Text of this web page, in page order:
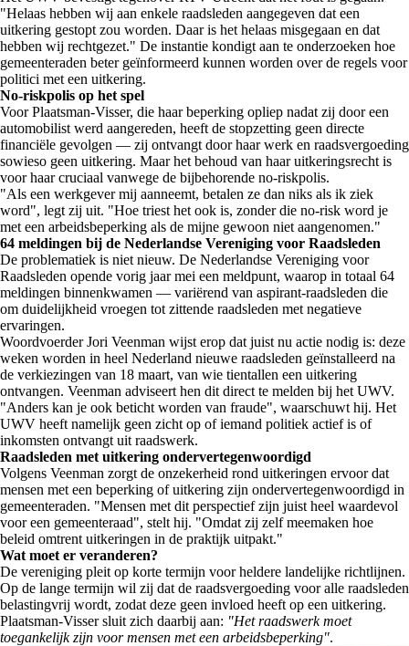
"Helaas hebben wij aan enkele raadsleden aangegeven dat een
uitkering gestopt zou worden. Daar is het helaas misgegaan en dat
hebben wij rechtgezet." De instantie kondigt aan te onderzoeken hoe
gemeenteraden beter geïnformeerd kunnen worden over de regels voor
politici met een uitkering.
No-riskpolis op het spel
Voor Plaatsman-Visser, die haar beperking opliep nadat zij door een
automobilist werd aangereden, heeft de stopzetting geen directe
financiële gevolgen — zij ontvangt door haar werk en raadsvergoeding
sowieso geen uitkering. Maar het behoud van haar uitkeringsrecht is
voor haar cruciaal vanwege de bijbehorende no-riskpolis.
"Als een werkgever mij aanneemt, betalen ze dan niks als ik ziek
word", legt zij uit. "Hoe triest het ook is, zonder die no-risk word je
met een arbeidsbeperking als de mijne gewoon niet aangenomen."
64 meldingen bij de Nederlandse Vereniging voor Raadsleden
De problematiek is niet nieuw. De Nederlandse Vereniging voor
Raadsleden opende vorig jaar mei een meldpunt, waarop in totaal 64
meldingen binnenkwamen — variërend van aspirant-raadsleden die
om duidelijkheid vroegen tot zittende raadsleden met negatieve
ervaringen.
Woordvoerder Jori Veenman wijst erop dat juist nu actie nodig is: deze
weken worden in heel Nederland nieuwe raadsleden geïnstalleerd na
de verkiezingen van 18 maart, van wie tientallen een uitkering
ontvangen. Veenman adviseert hen dit direct te melden bij het UWV.
"Anders kan je ook beticht worden van fraude", waarschuwt hij. Het
UWV heeft namelijk geen zicht op of iemand politiek actief is of
inkomsten ontvangt uit raadswerk.
Raadsleden met uitkering ondervertegenwoordigd
Volgens Veenman zorgt de onzekerheid rond uitkeringen ervoor dat
mensen met een beperking of uitkering zijn ondervertegenwoordigd in
gemeenteraden. "Mensen met dit perspectief zijn juist heel waardevol
voor een gemeenteraad", stelt hij. "Omdat zij zelf meemaken hoe
beleid omtrent uitkeringen in de praktijk uitpakt."
Wat moet er veranderen?
De vereniging pleit op korte termijn voor heldere landelijke richtlijnen.
Op de lange termijn wil zij dat de raadsvergoeding voor alle raadsleden
belastingvrij wordt, zodat deze geen invloed heeft op een uitkering.
Plaatsman-Visser sluit zich daarbij aan: "Het raadswerk moet
toegankelijk zijn voor mensen met een arbeidsbeperking".